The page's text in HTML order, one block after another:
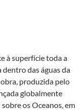
à superfície toda a
das águas da
produzida pelo
globalmente
os Oceanos, em